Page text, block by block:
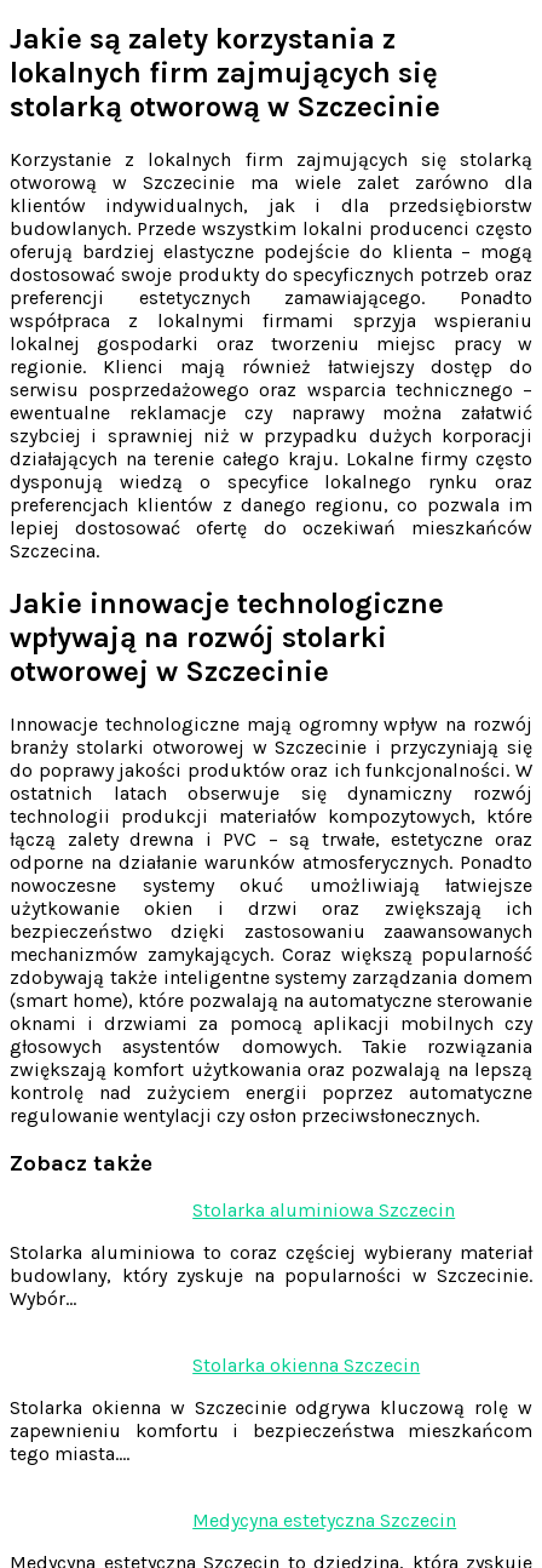
Jakie są zalety korzystania z
lokalnych firm zajmujących się
stolarką otworową w Szczecinie
Korzystanie z lokalnych firm zajmujących się stolarką
otworową w Szczecinie ma wiele zalet zarówno dla
klientów indywidualnych, jak i dla przedsiębiorstw
budowlanych. Przede wszystkim lokalni producenci często
oferują bardziej elastyczne podejście do klienta – mogą
dostosować swoje produkty do specyficznych potrzeb oraz
preferencji estetycznych zamawiającego. Ponadto
współpraca z lokalnymi firmami sprzyja wspieraniu
lokalnej gospodarki oraz tworzeniu miejsc pracy w
regionie. Klienci mają również łatwiejszy dostęp do
serwisu posprzedażowego oraz wsparcia technicznego –
ewentualne reklamacje czy naprawy można załatwić
szybciej i sprawniej niż w przypadku dużych korporacji
działających na terenie całego kraju. Lokalne firmy często
dysponują wiedzą o specyfice lokalnego rynku oraz
preferencjach klientów z danego regionu, co pozwala im
lepiej dostosować ofertę do oczekiwań mieszkańców
Szczecina.
Jakie innowacje technologiczne
wpływają na rozwój stolarki
otworowej w Szczecinie
Innowacje technologiczne mają ogromny wpływ na rozwój
branży stolarki otworowej w Szczecinie i przyczyniają się
do poprawy jakości produktów oraz ich funkcjonalności. W
ostatnich latach obserwuje się dynamiczny rozwój
technologii produkcji materiałów kompozytowych, które
łączą zalety drewna i PVC – są trwałe, estetyczne oraz
odporne na działanie warunków atmosferycznych. Ponadto
nowoczesne systemy okuć umożliwiają łatwiejsze
użytkowanie okien i drzwi oraz zwiększają ich
bezpieczeństwo dzięki zastosowaniu zaawansowanych
mechanizmów zamykających. Coraz większą popularność
zdobywają także inteligentne systemy zarządzania domem
(smart home), które pozwalają na automatyczne sterowanie
oknami i drzwiami za pomocą aplikacji mobilnych czy
głosowych asystentów domowych. Takie rozwiązania
zwiększają komfort użytkowania oraz pozwalają na lepszą
kontrolę nad zużyciem energii poprzez automatyczne
regulowanie wentylacji czy osłon przeciwsłonecznych.
Zobacz także
Stolarka aluminiowa Szczecin
Stolarka aluminiowa to coraz częściej wybierany materiał
budowlany, który zyskuje na popularności w Szczecinie.
Wybór…
Stolarka okienna Szczecin
Stolarka okienna w Szczecinie odgrywa kluczową rolę w
zapewnieniu komfortu i bezpieczeństwa mieszkańcom
tego miasta.…
Medycyna estetyczna Szczecin
Medycyna estetyczna Szczecin to dziedzina, która zyskuje
wpisu